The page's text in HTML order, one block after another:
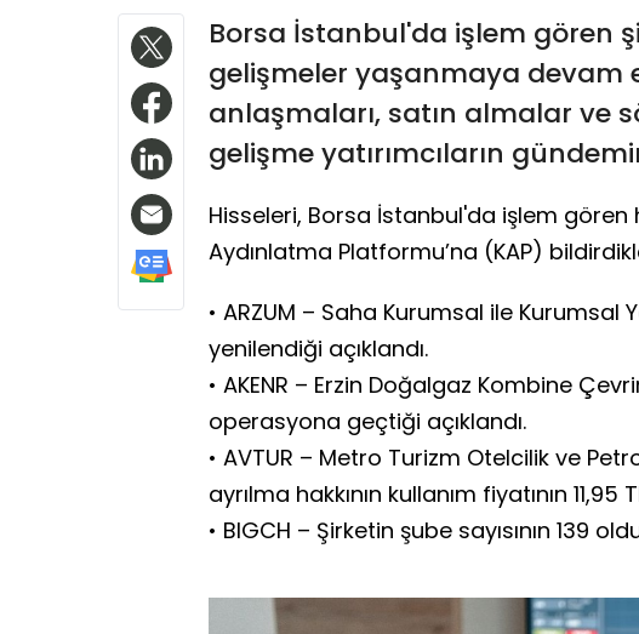
Borsa İstanbul'da işlem gören
gelişmeler yaşanmaya devam
anlaşmaları, satın almalar ve
gelişme yatırımcıların
Hisseleri, Borsa İstanbul'da işlem gören
Aydınlatma Platformu’na (KAP)
• ARZUM – Saha Kurumsal ile
yenilendiği açıklandı.
• AKENR – Erzin Doğalgaz Kombine
operasyona geçtiği açıklandı.
• AVTUR – Metro Turizm Otelcilik ve
ayrılma hakkının kullanım fiyatının
• BIGCH – Şirketin şube sayısının 139